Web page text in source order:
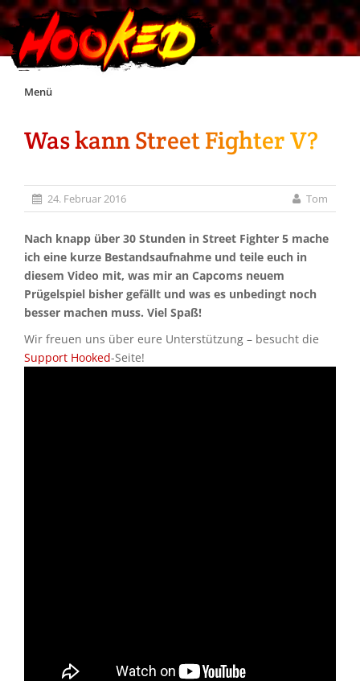
Skip
Menü
Unterstützt Hooked!
Exklusiv für Supporter*innen
Impressum
Jobs
Was kann Street Fighter V?
24. Februar 2016 Tom
Nach knapp über 30 Stunden in Street Fighter 5 mache
ich eine kurze Bestandsaufnahme und teile euch in
diesem Video mit, was mir an Capcoms neuem
Prügelspiel bisher gefällt und was es unbedingt noch
besser machen muss. Viel Spaß!
Wir freuen uns über eure Unterstützung – besucht die
Support Hooked-Seite!